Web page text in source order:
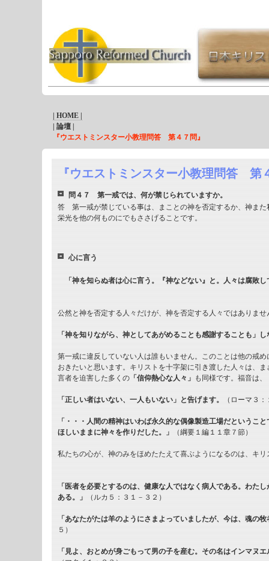
| HOME |
| 論壇 |
『ウエストミンスター小教理問答 第４７問』
『ウエストミンスター小教理問答 第
問４７ 第一戒では、何が禁じられていますか。
答 第一戒が禁じている事は、まことの神を否定するか、神ま
栄光を他の何ものにでもささげることです。
心に言う
「神を知らぬ者は心に言う。『神などない』と。人々は腐敗
公然と神を否定する人々だけが、神を否定する人々ではありませ
「神を知りながら、神としてあがめることも感謝することも」
第一戒に違反していない人は誰もいません。このことは他の戒
おきたいと思います。キリストを十字架に引き渡した人々は、
言者を迫害した多くの「信仰熱心な人々」も同様です。福音は、
「正しい者はいない、一人もいない」と告げます。（ローマ３：
「・・・人間の精神はいわば永久的な偶像製造工場だというこ
ほしいままに神々を作りだした。」（綱要１編１１章７節）
私たちの心が、神のみをほめたたえて喜ぶようになるのは、キ
「医者を必要とするのは、健康な人ではなく病人である。わた
ある。」（ルカ５：３１－３２）
「あなたがたは羊のようにさまよっていましたが、今は、魂の
５）
「見よ、おとめが身ごもって男の子を産む。その名はインマヌ